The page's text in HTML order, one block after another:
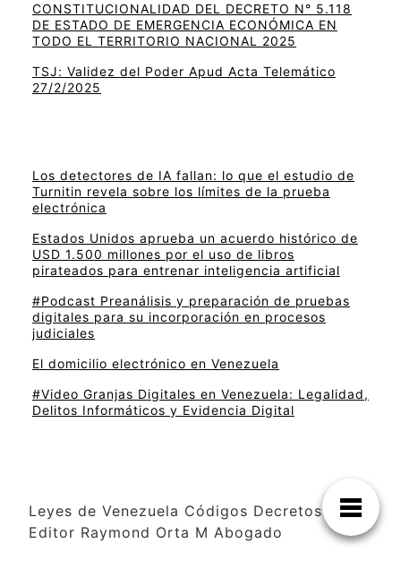
CONSTITUCIONALIDAD DEL DECRETO N° 5.118
DE ESTADO DE EMERGENCIA ECONÓMICA EN
TODO EL TERRITORIO NACIONAL 2025
TSJ: Validez del Poder Apud Acta Telemático
27/2/2025
Los detectores de IA fallan: lo que el estudio de
Turnitin revela sobre los límites de la prueba
electrónica
Estados Unidos aprueba un acuerdo histórico de
USD 1.500 millones por el uso de libros
pirateados para entrenar inteligencia artificial
#Podcast Preanálisis y preparación de pruebas
digitales para su incorporación en procesos
judiciales
El domicilio electrónico en Venezuela
#Video Granjas Digitales en Venezuela: Legalidad,
Delitos Informáticos y Evidencia Digital
Leyes de Venezuela Códigos Decretos
Editor Raymond Orta M Abogado